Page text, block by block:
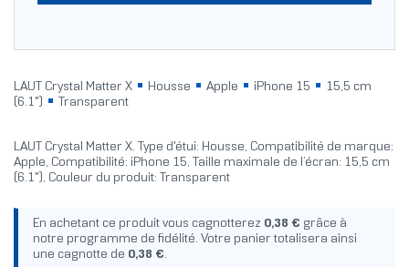
LAUT Crystal Matter X Housse Apple iPhone 15
15,5 cm
(6.1")
Transparent
LAUT Crystal Matter X. Type d'étui: Housse, Compatibilité de marque:
Apple, Compatibilité: iPhone 15, Taille maximale de l’écran: 15,5 cm
(6.1"), Couleur du produit: Transparent
En achetant ce produit vous cagnotterez 0,38 € grâce à
notre programme de fidélité. Votre panier totalisera ainsi
une cagnotte de 0,38 €.